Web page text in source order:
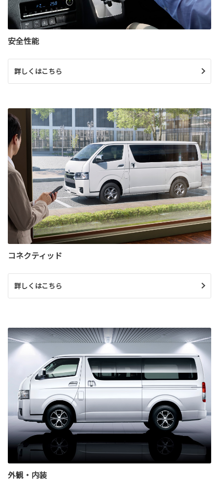
安全性能
詳しくはこちら
コネクティッド
詳しくはこちら
外観・内装